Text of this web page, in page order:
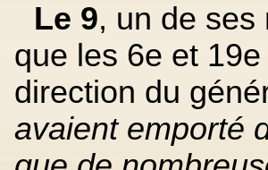
Le 9, un de ses
que les 6e et
direction du
avaient emporté